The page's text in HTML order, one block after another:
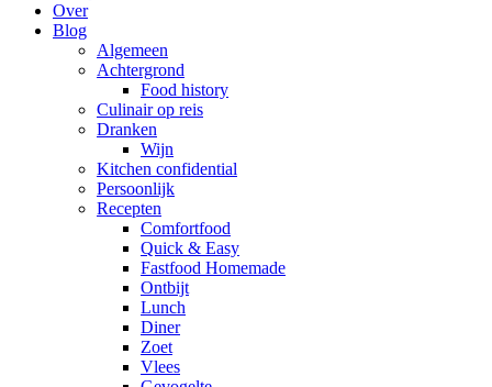
Over
Blog
Algemeen
Achtergrond
Food history
Culinair op reis
Dranken
Wijn
Kitchen confidential
Persoonlijk
Recepten
Comfortfood
Quick & Easy
Fastfood Homemade
Ontbijt
Lunch
Diner
Zoet
Vlees